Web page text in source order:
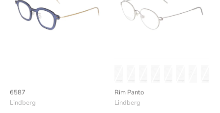
6587
Lindberg
Rim Panto
Lindberg